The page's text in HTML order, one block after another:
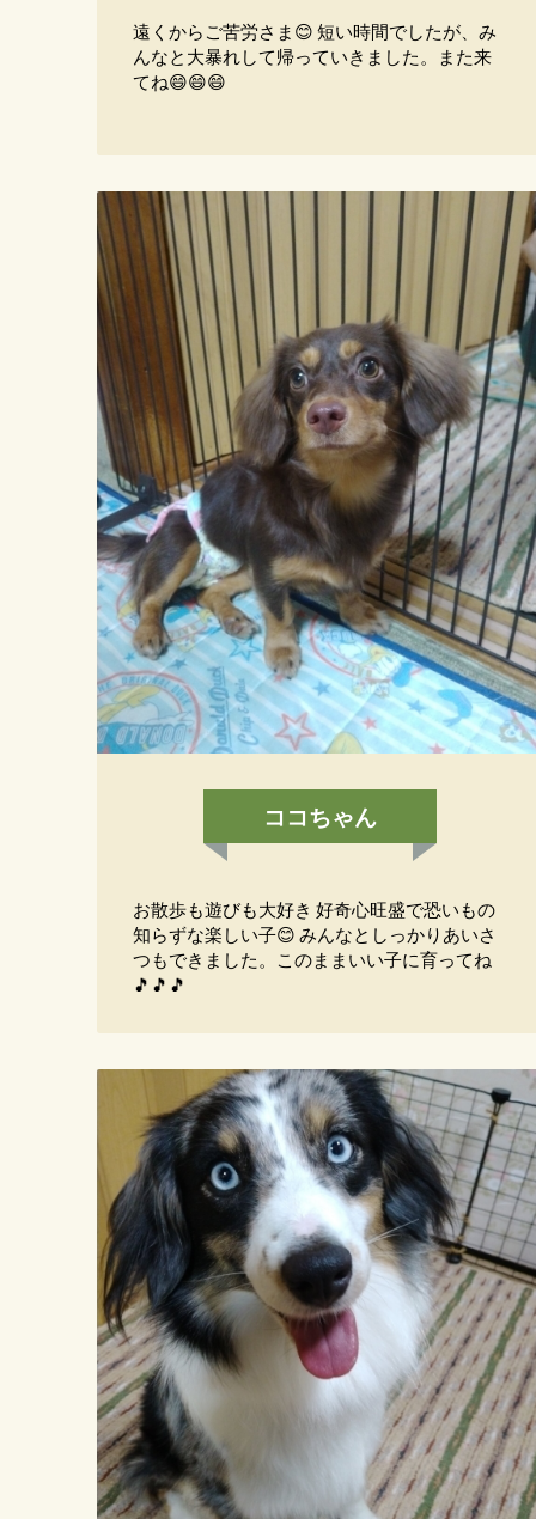
遠くからご苦労さま😊 短い時間でしたが、み
んなと大暴れして帰っていきました。また来
てね😄😄😄
ココちゃん
お散歩も遊びも大好き 好奇心旺盛で恐いもの
知らずな楽しい子😊 みんなとしっかりあいさ
つもできました。このままいい子に育ってね
🎵🎵🎵